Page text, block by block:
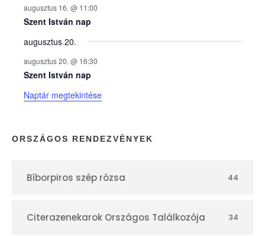
e
k
n
a
p
r
augusztus 16. @ 11:00
Szent István nap
augusztus 20.
augusztus 20. @ 16:30
Szent István nap
Naptár megtekintése
ORSZÁGOS RENDEZVÉNYEK
Bíborpiros szép rózsa 44
Citerazenekarok Országos Találkozója 34